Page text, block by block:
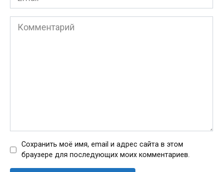
*
Комментарий
Сохранить моё имя, email и адрес сайта в этом
браузере для последующих моих комментариев.